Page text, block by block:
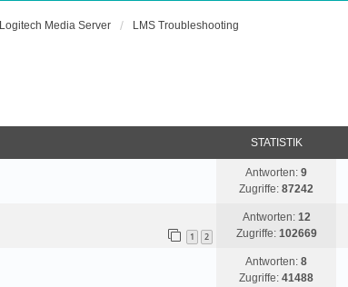
Logitech Media Server LMS Troubleshooting
STATISTIK
Antworten:9
Zugriffe:87242
1 2
Antworten: 12
Zugriffe: 102669
Antworten:8
Zugriffe:41488